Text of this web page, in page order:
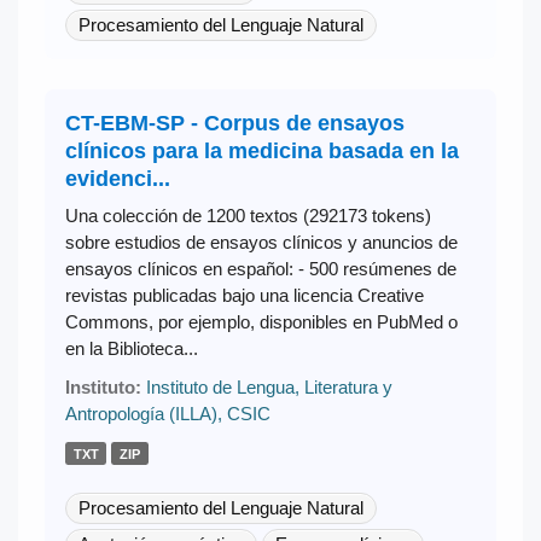
Procesamiento del Lenguaje Natural
CT-EBM-SP - Corpus de ensayos
clínicos para la medicina basada en la
evidenci...
Una colección de 1200 textos (292173 tokens)
sobre estudios de ensayos clínicos y anuncios de
ensayos clínicos en español: - 500 resúmenes de
revistas publicadas bajo una licencia Creative
Commons, por ejemplo, disponibles en PubMed o
en la Biblioteca...
Instituto: Instituto de Lengua, Literatura y
Antropología (ILLA), CSIC
TXT ZIP
Procesamiento del Lenguaje Natural